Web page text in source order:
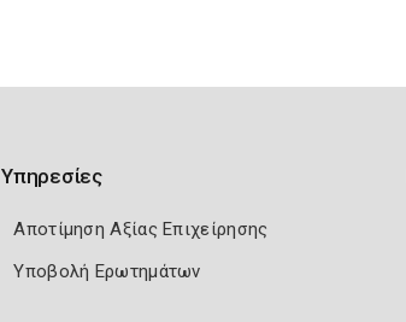
Υπηρεσίες
Αποτίμηση Αξίας Επιχείρησης
Υποβολή Ερωτημάτων